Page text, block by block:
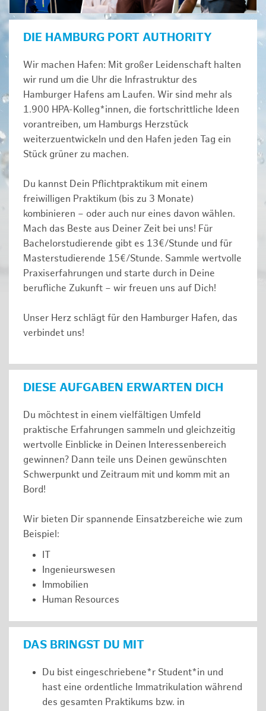
DIE HAMBURG PORT AUTHORITY
Wir machen Hafen: Mit großer Leidenschaft halten
wir rund um die Uhr die Infrastruktur des
Hamburger Hafens am Laufen. Wir sind mehr als
1.900 HPA-Kolleg*innen, die fortschrittliche Ideen
vorantreiben, um Hamburgs Herzstück
weiterzuentwickeln und den Hafen jeden Tag ein
Stück grüner zu machen.
Du kannst Dein Pflichtpraktikum mit einem
freiwilligen Praktikum (bis zu 3 Monate)
kombinieren – oder auch nur eines davon wählen.
Mach das Beste aus Deiner Zeit bei uns! Für
Bachelorstudierende gibt es 13€/Stunde und für
Masterstudierende 15€/Stunde. Sammle wertvolle
Praxiserfahrungen und starte durch in Deine
berufliche Zukunft – wir freuen uns auf Dich!
Unser Herz schlägt für den Hamburger Hafen, das
verbindet uns!
DIESE AUFGABEN ERWARTEN DICH
Du möchtest in einem vielfältigen Umfeld
praktische Erfahrungen sammeln und gleichzeitig
wertvolle Einblicke in Deinen Interessenbereich
gewinnen? Dann teile uns Deinen gewünschten
Schwerpunkt und Zeitraum mit und komm mit an
Bord!
Wir bieten Dir spannende Einsatzbereiche wie zum
Beispiel:
IT
Ingenieurswesen
Immobilien
Human Resources
DAS BRINGST DU MIT
Du bist eingeschriebene*r Student*in und
hast eine ordentliche Immatrikulation während
des gesamten Praktikums bzw. in